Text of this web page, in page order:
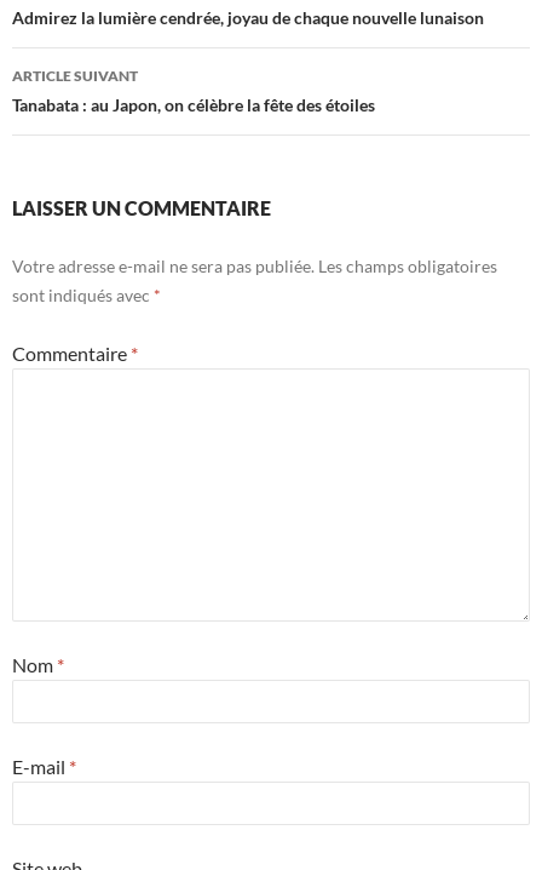
des
articles
Admirez la lumière cendrée, joyau de chaque nouvelle lunaison
ARTICLE SUIVANT
Tanabata : au Japon, on célèbre la fête des étoiles
LAISSER UN COMMENTAIRE
Votre adresse e-mail ne sera pas publiée. Les champs obligatoires
sont indiqués avec *
Commentaire *
Nom *
E-mail *